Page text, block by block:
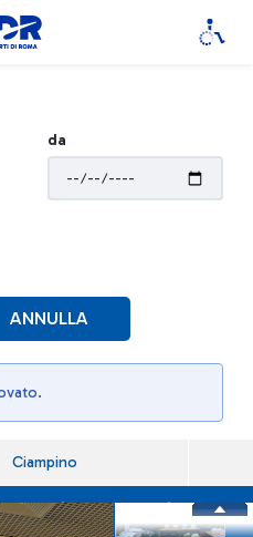
da
ANNULLA
Ciampino
Shopping Eat and Drink